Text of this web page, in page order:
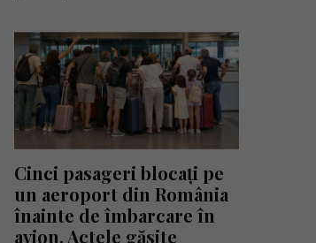
Cinci pasageri blocați pe
un aeroport din România
înainte de îmbarcare în
avion. Actele găsite